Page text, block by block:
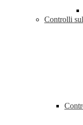
Controlli